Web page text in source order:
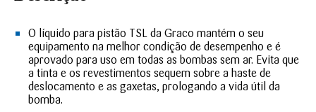
O líquido para pistão TSL da Graco mantém o seu
equipamento na melhor condição de desempenho e é
aprovado para uso em todas as bombas sem ar. Evita que
a tinta e os revestimentos sequem sobre a haste de
deslocamento e as gaxetas, prologando a vida útil da
bomba.